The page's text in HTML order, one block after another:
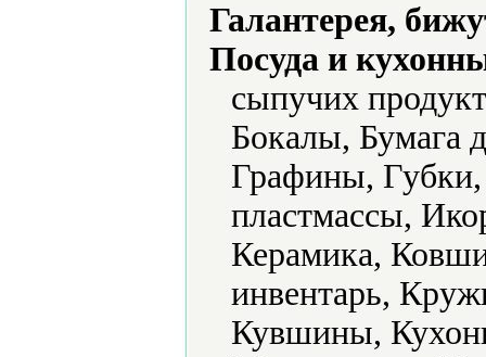
Галантерея,
Посуда и
сыпучих
Бокалы, Бумага
Графины, Губки,
пластмассы,
Керамика,
инвентарь,
Кувшины,